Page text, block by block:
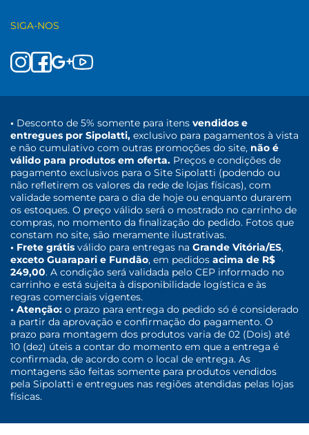
SIGA-NOS
• Desconto de 5% somente para itens vendidos e
entregues por Sipolatti, exclusivo para pagamentos à vista
e não cumulativo com outras promoções do site, não é
válido para produtos em oferta. Preços e condições de
pagamento exclusivos para o Site Sipolatti (podendo ou
não refletirem os valores da rede de lojas físicas), com
validade somente para o dia de hoje ou enquanto durarem
os estoques. O preço válido será o mostrado no carrinho de
compras, no momento da finalização do pedido. Fotos que
constam no site, são meramente ilustrativas.
• Frete grátis válido para entregas na Grande Vitória/ES,
exceto Guarapari e Fundão, em pedidos acima de R$
249,00. A condição será validada pelo CEP informado no
carrinho e está sujeita à disponibilidade logística e às
regras comerciais vigentes.
• Atenção: o prazo para entrega do pedido só é considerado
a partir da aprovação e confirmação do pagamento. O
prazo para montagem dos produtos varia de 02 (Dois) até
10 (dez) úteis a contar do momento em que a entrega é
confirmada, de acordo com o local de entrega. As
montagens são feitas somente para produtos vendidos
pela Sipolatti e entregues nas regiões atendidas pelas lojas
físicas.